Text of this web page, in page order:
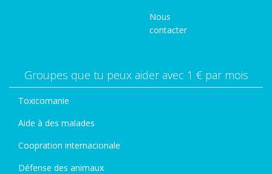
Nous
contacter
Groupes que tu peux aider avec 1 € par mois
Toxicomanie
Aide à des malades
Coopration internacionale
Défense des animaux